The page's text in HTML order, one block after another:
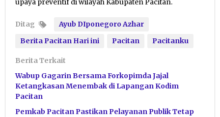
upaya preventif di wilayah Kabupaten Pacitan.
Ditag
Ayub DIponegoro Azhar
Berita Pacitan Hari ini
Pacitan Pacitanku
Berita Terkait
Wabup Gagarin Bersama Forkopimda Jajal
Ketangkasan Menembak di Lapangan Kodim
Pacitan
Pemkab Pacitan Pastikan Pelayanan Publik Tetap